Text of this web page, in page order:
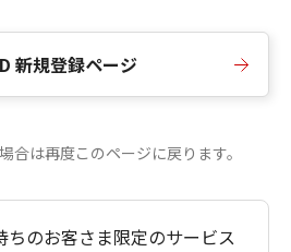
新規登録ページ
合は再度このページに戻ります。
ちのお客さま限定のサービス